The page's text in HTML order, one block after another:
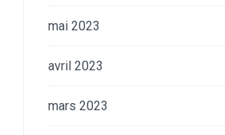
mai 2023
avril 2023
mars 2023